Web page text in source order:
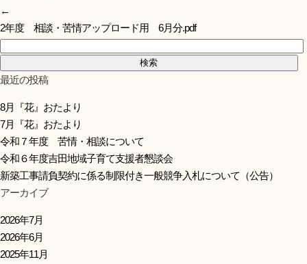
←
2年度 相談・苦情アップロード用 6月分.pdf
最近の投稿
8月『花』おたより
7月『花』おたより
令和７年度 苦情・相談について
令和６年度吉田地域子育て支援者懇談会
新築工事請負契約に係る制限付き一般競争入札について（公告）
アーカイブ
2026年7月
2026年6月
2025年11月